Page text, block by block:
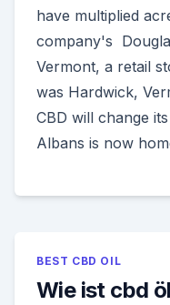
have multiplied
company's
Vermont, a retail
was Hardwick,
CBD will change
Albans is now
BEST CBD OIL
Wie ist cbd